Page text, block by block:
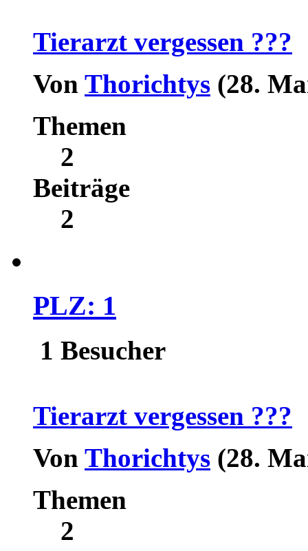
Tierarzt vergessen ???
Von Thorichtys (28.
Themen
2
Beiträge
2
PLZ: 1
1 Besucher
Tierarzt vergessen ???
Von Thorichtys (28.
Themen
2